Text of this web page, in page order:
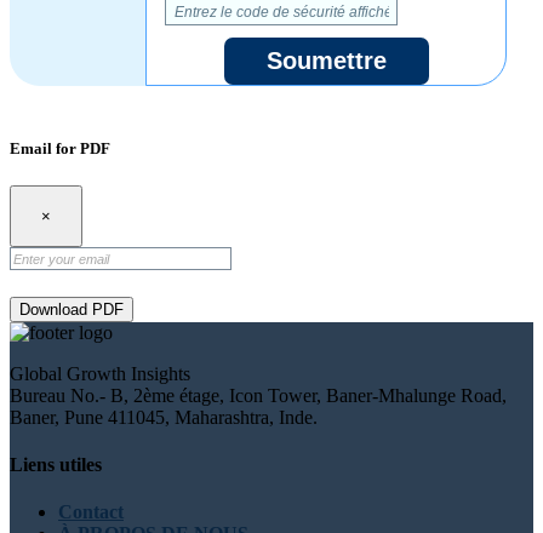
Soumettre
Email for PDF
×
Download PDF
Global Growth Insights
Bureau No.- B, 2ème étage, Icon Tower, Baner-Mhalunge Road,
Baner, Pune 411045, Maharashtra, Inde.
Liens utiles
Contact